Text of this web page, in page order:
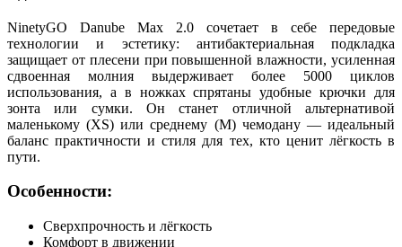
NinetyGO Danube Max 2.0 сочетает в себе передовые
технологии и эстетику: антибактериальная подкладка
защищает от плесени при повышенной влажности, усиленная
сдвоенная молния выдерживает более 5000 циклов
использования, а в ножках спрятаны удобные крючки для
зонта или сумки. Он станет отличной альтернативой
маленькому (XS) или среднему (M) чемодану — идеальный
баланс практичности и стиля для тех, кто ценит лёгкость в
пути.
Особенности:
Сверхпрочность и лёгкость
Комфорт в движении